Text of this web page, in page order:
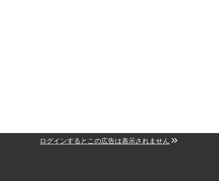
ログインするとこの広告は表示されません